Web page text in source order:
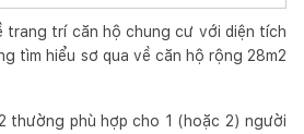
trang trí căn hộ chung cư với diện tích
tìm hiểu sơ qua về căn hộ rộng 28m2
thường phù hợp cho 1 (hoặc 2) người